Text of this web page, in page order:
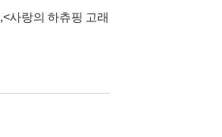
,<사랑의 하츄핑 고래